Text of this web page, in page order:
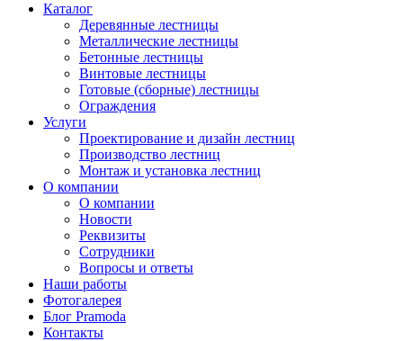
Каталог
Деревянные лестницы
Металлические лестницы
Бетонные лестницы
Винтовые лестницы
Готовые (сборные) лестницы
Ограждения
Услуги
Проектирование и дизайн лестниц
Производство лестниц
Монтаж и установка лестниц
О компании
О компании
Новости
Реквизиты
Сотрудники
Вопросы и ответы
Наши работы
Фотогалерея
Блог Pramoda
Контакты